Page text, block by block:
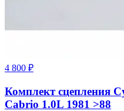
4 800 ₽
Комплект сцепления
Cabrio 1.0L 1981 >88